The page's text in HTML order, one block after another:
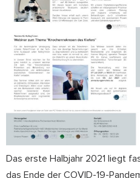
Das erste Halbjahr 2021 liegt
das Ende der COVID-19-